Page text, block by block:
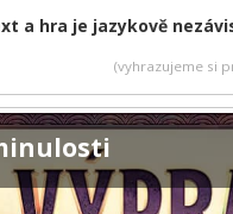
a hra je jazykově
(vyhrazujeme si